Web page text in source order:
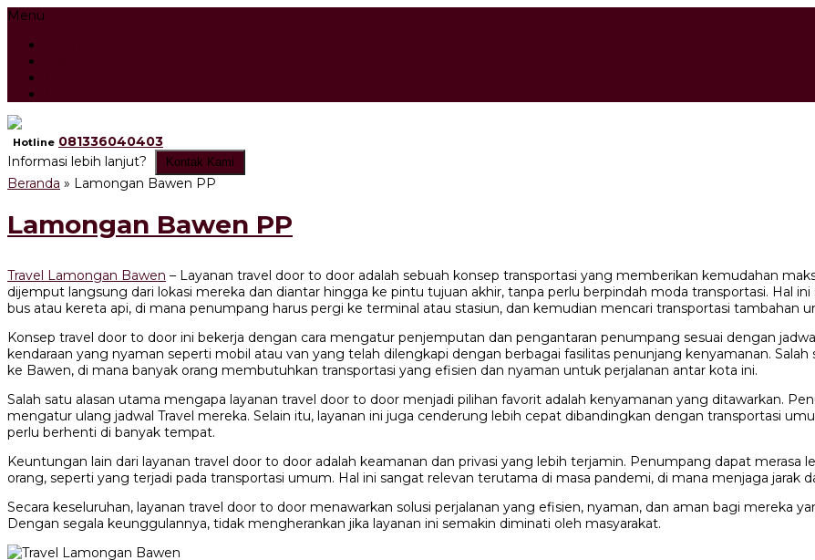
Menu
Hotline 081336040403
Informasi lebih lanjut?
Kontak Kami
Beranda » Lamongan Bawen PP
Lamongan Bawen PP
Travel Lamongan Bawen – Layanan travel door to door adalah sebuah konsep transportasi yang memberikan kemudahan
dijemput langsung dari lokasi mereka dan diantar hingga ke pintu tujuan akhir, tanpa perlu berpindah moda transportasi. Hal
bus atau kereta api, di mana penumpang harus pergi ke terminal atau stasiun, dan kemudian mencari transportasi tambahan
Konsep travel door to door ini bekerja dengan cara mengatur penjemputan dan pengantaran penumpang sesuai dengan
kendaraan yang nyaman seperti mobil atau van yang telah dilengkapi dengan berbagai fasilitas penunjang kenyamanan.
ke Bawen, di mana banyak orang membutuhkan transportasi yang efisien dan nyaman untuk perjalanan antar kota ini.
Salah satu alasan utama mengapa layanan travel door to door menjadi pilihan favorit adalah kenyamanan yang ditawarkan.
mengatur ulang jadwal Travel mereka. Selain itu, layanan ini juga cenderung lebih cepat dibandingkan dengan transportasi
perlu berhenti di banyak tempat.
Keuntungan lain dari layanan travel door to door adalah keamanan dan privasi yang lebih terjamin. Penumpang dapat
orang, seperti yang terjadi pada transportasi umum. Hal ini sangat relevan terutama di masa pandemi, di mana menjaga jarak
Secara keseluruhan, layanan travel door to door menawarkan solusi perjalanan yang efisien, nyaman, dan aman bagi mereka
Dengan segala keunggulannya, tidak mengherankan jika layanan ini semakin diminati oleh masyarakat.